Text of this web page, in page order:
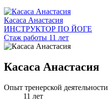
Касаса Анастасия
ИНСТРУКТОР ПО ЙОГЕ
Стаж работы 11 лет
Касаса Анастасия
Опыт тренерской деятельности
11 лет